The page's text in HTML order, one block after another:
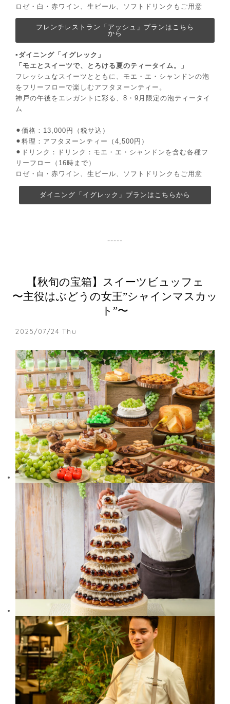
ロゼ・白・赤ワイン、生ビール、ソフトドリンクもご用意
フレンチレストラン「アッシュ」プランはこちら
から
▪️ダイニング「イグレック」
「モエとスイーツで、とろける夏のティータイム。」
フレッシュなスイーツとともに、モエ・エ・シャンドンの泡
をフリーフローで楽しむアフタヌーンティー。
神戸の午後をエレガントに彩る、8・9月限定の泡ティータイ
ム
⚫︎価格：13,000円（税サ込）
⚫︎料理：アフタヌーンティー（4,500円）
⚫︎ドリンク：ドリンク：モエ・エ・シャンドンを含む各種フ
リーフロー（16時まで）
ロゼ・白・赤ワイン、生ビール、ソフトドリンクもご用意
ダイニング「イグレック」プランはこちらから
【秋旬の宝箱】スイーツビュッフェ
〜主役はぶどうの⼥王”シャインマスカッ
ト”〜
2025/07/24 Thu